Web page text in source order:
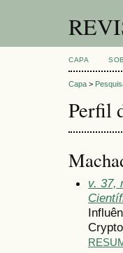
CAPA
Capa >
Perfil
v. 37,